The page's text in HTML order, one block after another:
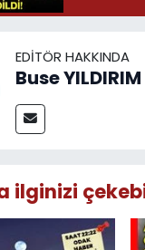
EDITÖR HAKKINDA
Buse YILDIRIM
ilginizi